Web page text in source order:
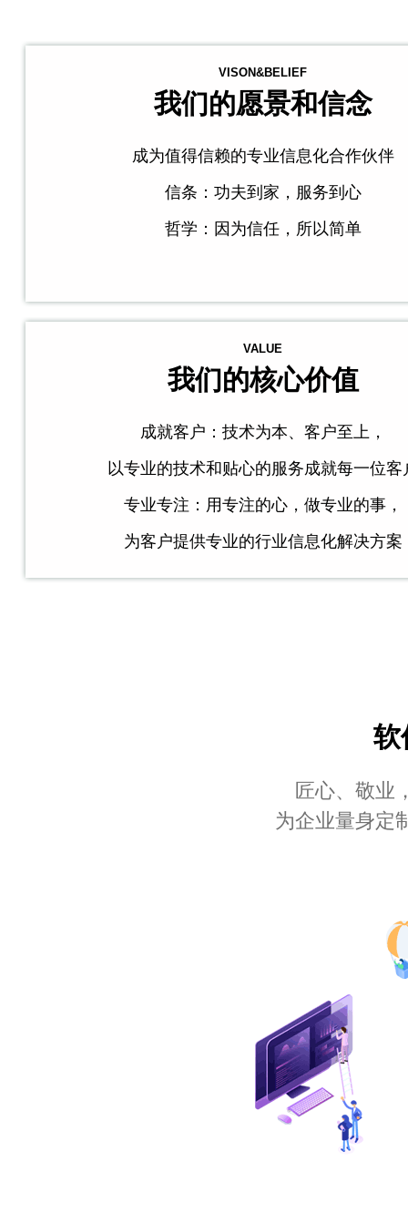
VISON&BELIEF
我们的愿景和信念
成为值得信赖的专业信息化合作伙伴
信条：功夫到家，服务到心
哲学：因为信任，所以简单
VALUE
我们的核心价值
成就客户：技术为本、客户至上，
以专业的技术和贴心的服务成就每一位客
专业专注：用专注的心，做专业的事，
为客户提供专业的行业信息化解决方案
软
匠心、敬业
为企业量身定